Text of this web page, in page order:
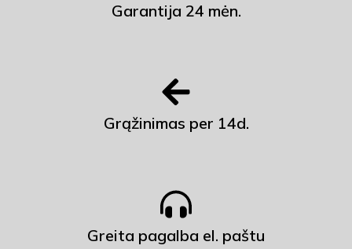
Garantija 24 mėn.
Grąžinimas per 14d.
Greita pagalba el. paštu